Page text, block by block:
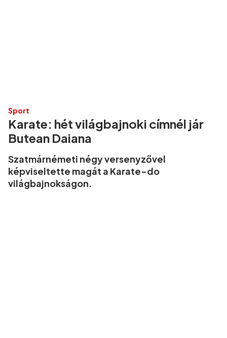
Sport
Karate: hét világbajnoki címnél jár
Butean Daiana
Szatmárnémeti négy versenyzővel
képviseltette magát a Karate-do
világbajnokságon.